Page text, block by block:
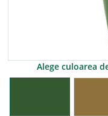
Alege culoarea